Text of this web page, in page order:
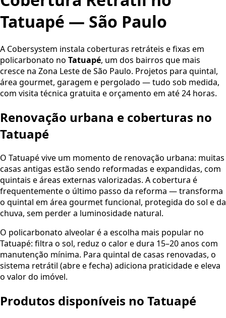
Tatuapé — São Paulo
A Cobersystem instala coberturas retráteis e fixas em
policarbonato no Tatuapé, um dos bairros que mais
cresce na Zona Leste de São Paulo. Projetos para quintal,
área gourmet, garagem e pergolado — tudo sob medida,
com visita técnica gratuita e orçamento em até 24 horas.
Renovação urbana e coberturas no
Tatuapé
O Tatuapé vive um momento de renovação urbana: muitas
casas antigas estão sendo reformadas e expandidas, com
quintais e áreas externas valorizadas. A cobertura é
frequentemente o último passo da reforma — transforma
o quintal em área gourmet funcional, protegida do sol e da
chuva, sem perder a luminosidade natural.
O policarbonato alveolar é a escolha mais popular no
Tatuapé: filtra o sol, reduz o calor e dura 15–20 anos com
manutenção mínima. Para quintal de casas renovadas, o
sistema retrátil (abre e fecha) adiciona praticidade e eleva
o valor do imóvel.
Produtos disponíveis no Tatuapé